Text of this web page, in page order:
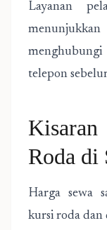
Layanan
telepon
Roda di
Harga sewa
kursi roda dan